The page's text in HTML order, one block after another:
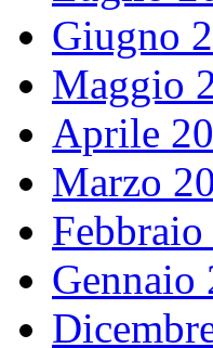
Giugno
Maggio
Aprile
Marzo
Gennaio